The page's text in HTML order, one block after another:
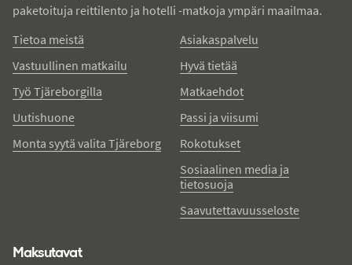
paketoituja reittilento ja hotelli -matkoja ympäri maailmaa.
Tietoa meistä
Vastuullinen matkailu
Työ Tjäreborgilla
Uutishuone
Monta syytä valita Tjäreborg
Asiakaspalvelu
Hyvä tietää
Matkaehdot
Passi ja viisumi
Rokotukset
Sosiaalinen media ja
tietosuoja
Saavutettavuusseloste
Maksutavat